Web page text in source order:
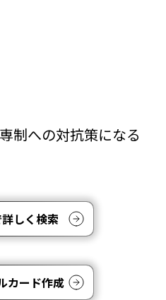
制への対抗策になる
しく検索
カード作成